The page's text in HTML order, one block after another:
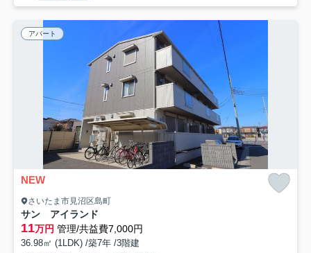
アパート
NEW
さいたま市見沼区島町
サン アイランド
11万円 管理/共益費7,000円
36.98㎡ (1LDK) /築7年 /3階建